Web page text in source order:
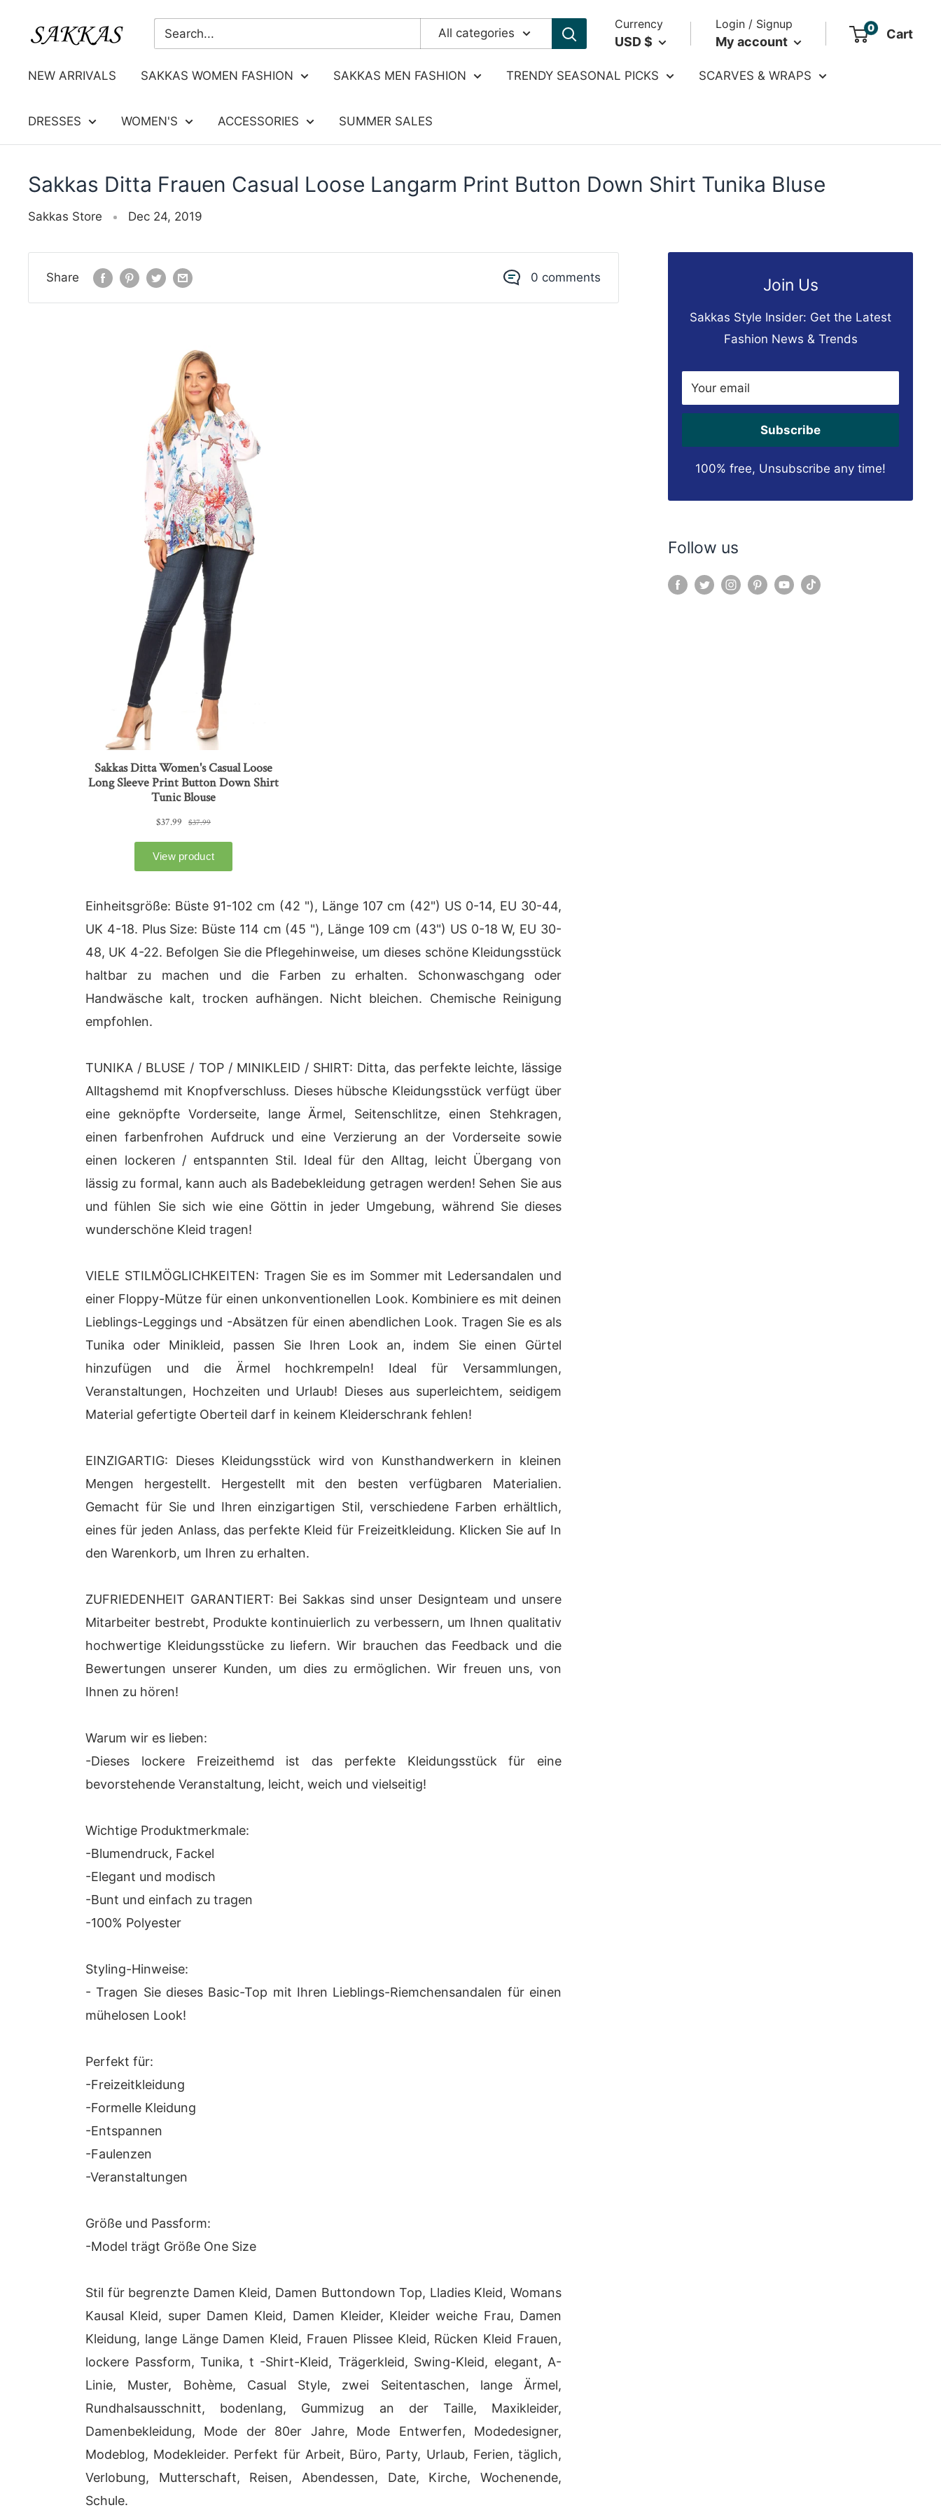
Sakkas
All categories
Currency
USD $
Login / Signup
My account
0 Cart
NEW ARRIVALS SAKKAS WOMEN FASHION SAKKAS MEN FASHION TRENDY SEASONAL PICKS SCARVES & WRAPS
DRESSES WOMEN'S ACCESSORIES SUMMER SALES
Sakkas Ditta Frauen Casual Loose Langarm Print Button Down Shirt Tunika Bluse
Sakkas Store Dec 24, 2019
Share 0 comments
Einheitsgröße: Büste 91-102 cm (42 "), Länge 107 cm (42") US 0-14, EU 30-44,
UK 4-18. Plus Size: Büste 114 cm (45 "), Länge 109 cm (43") US 0-18 W, EU 30-
48, UK 4-22. Befolgen Sie die Pflegehinweise, um dieses schöne Kleidungsstück
haltbar zu machen und die Farben zu erhalten. Schonwaschgang oder
Handwäsche kalt, trocken aufhängen. Nicht bleichen. Chemische Reinigung
empfohlen.
TUNIKA / BLUSE / TOP / MINIKLEID / SHIRT: Ditta, das perfekte leichte, lässige
Alltagshemd mit Knopfverschluss. Dieses hübsche Kleidungsstück verfügt über
eine geknöpfte Vorderseite, lange Ärmel, Seitenschlitze, einen Stehkragen,
einen farbenfrohen Aufdruck und eine Verzierung an der Vorderseite sowie
einen lockeren / entspannten Stil. Ideal für den Alltag, leicht Übergang von
lässig zu formal, kann auch als Badebekleidung getragen werden! Sehen Sie aus
und fühlen Sie sich wie eine Göttin in jeder Umgebung, während Sie dieses
wunderschöne Kleid tragen!
VIELE STILMÖGLICHKEITEN: Tragen Sie es im Sommer mit Ledersandalen und
einer Floppy-Mütze für einen unkonventionellen Look. Kombiniere es mit deinen
Lieblings-Leggings und -Absätzen für einen abendlichen Look. Tragen Sie es als
Tunika oder Minikleid, passen Sie Ihren Look an, indem Sie einen Gürtel
hinzufügen und die Ärmel hochkrempeln! Ideal für Versammlungen,
Veranstaltungen, Hochzeiten und Urlaub! Dieses aus superleichtem, seidigem
Material gefertigte Oberteil darf in keinem Kleiderschrank fehlen!
EINZIGARTIG: Dieses Kleidungsstück wird von Kunsthandwerkern in kleinen
Mengen hergestellt. Hergestellt mit den besten verfügbaren Materialien.
Gemacht für Sie und Ihren einzigartigen Stil, verschiedene Farben erhältlich,
eines für jeden Anlass, das perfekte Kleid für Freizeitkleidung. Klicken Sie auf In
den Warenkorb, um Ihren zu erhalten.
ZUFRIEDENHEIT GARANTIERT: Bei Sakkas sind unser Designteam und unsere
Mitarbeiter bestrebt, Produkte kontinuierlich zu verbessern, um Ihnen qualitativ
hochwertige Kleidungsstücke zu liefern. Wir brauchen das Feedback und die
Bewertungen unserer Kunden, um dies zu ermöglichen. Wir freuen uns, von
Ihnen zu hören!
Warum wir es lieben:
-Dieses lockere Freizeithemd ist das perfekte Kleidungsstück für eine
bevorstehende Veranstaltung, leicht, weich und vielseitig!
Wichtige Produktmerkmale:
-Blumendruck, Fackel
-Elegant und modisch
-Bunt und einfach zu tragen
-100% Polyester
Styling-Hinweise:
- Tragen Sie dieses Basic-Top mit Ihren Lieblings-Riemchensandalen für einen
mühelosen Look!
Perfekt für:
-Freizeitkleidung
-Formelle Kleidung
-Entspannen
-Faulenzen
-Veranstaltungen
Größe und Passform:
-Model trägt Größe One Size
Stil für begrenzte Damen Kleid, Damen Buttondown Top, Lladies Kleid, Womans
Kausal Kleid, super Damen Kleid, Damen Kleider, Kleider weiche Frau, Damen
Kleidung, lange Länge Damen Kleid, Frauen Plissee Kleid, Rücken Kleid Frauen,
lockere Passform, Tunika, t -Shirt-Kleid, Trägerkleid, Swing-Kleid, elegant, A-
Linie, Muster, Bohème, Casual Style, zwei Seitentaschen, lange Ärmel,
Rundhalsausschnitt, bodenlang, Gummizug an der Taille, Maxikleider,
Damenbekleidung, Mode der 80er Jahre, Mode Entwerfen, Modedesigner,
Modeblog, Modekleider. Perfekt für Arbeit, Büro, Party, Urlaub, Ferien, täglich,
Verlobung, Mutterschaft, Reisen, Abendessen, Date, Kirche, Wochenende,
Schule.
Join Us
Sakkas Style Insider: Get the Latest
Fashion News & Trends
Your email
Subscribe
100% free, Unsubscribe any time!
Follow us